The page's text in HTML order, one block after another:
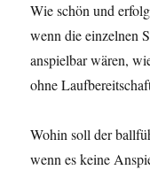
Wie schön und
wenn die einzelnen
anspielbar wären,
ohne
Wohin soll der
wenn es keine